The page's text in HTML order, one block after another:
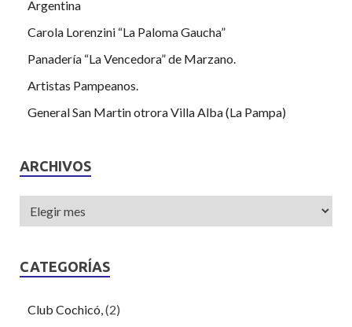
Argentina
Carola Lorenzini “La Paloma Gaucha”
Panadería “La Vencedora” de Marzano.
Artistas Pampeanos.
General San Martin otrora Villa Alba (La Pampa)
ARCHIVOS
CATEGORÍAS
Club Cochicó,(2)